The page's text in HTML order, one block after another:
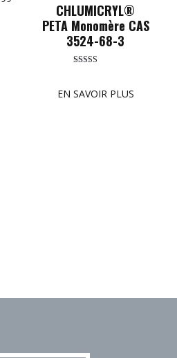
CHLUMICRYL®
PETA Monomère CAS
3524-68-3
EN SAVOIR PLUS